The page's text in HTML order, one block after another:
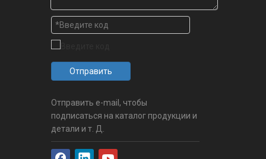
Отправить
Отправить e-mail, чтобы
подписаться на каталог продукции и
детали и т. Д.